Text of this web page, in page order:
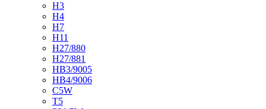
H3
H4
H7
H11
H27/880
H27/881
HB3/9005
HB4/9006
C5W
T5